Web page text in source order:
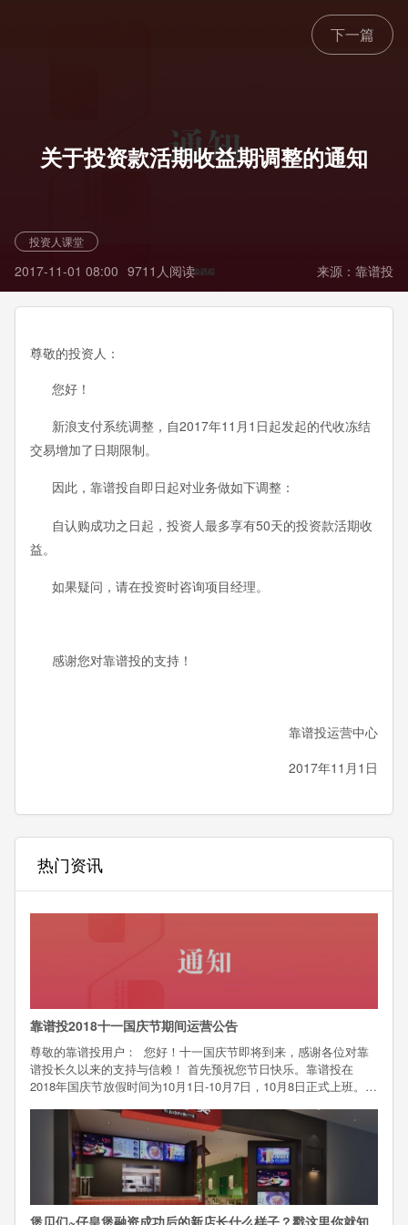
下一篇
关于投资款活期收益期调整的通知
2017-11-01 08:00 9711人阅读
投资人课堂
来源：靠谱投
尊敬的投资人：
您好！
新浪支付系统调整，自2017年11月1日起发起的代收冻结
交易增加了日期限制。
因此，靠谱投自即日起对业务做如下调整：
自认购成功之日起，投资人最多享有50天的投资款活期收
益。
如果疑问，请在投资时咨询项目经理。
感谢您对靠谱投的支持！
靠谱投运营中心
2017年11月1日
热门资讯
靠谱投2018十一国庆节期间运营公告
尊敬的靠谱投用户： 您好！十一国庆节即将到来，感谢各位对靠
谱投长久以来的支持与信赖！ 首先预祝您节日快乐。靠谱投在
2018年国庆节放假时间为10月1日-10月7日，10月8日正式上班。放
投资人可进行正常的预约、充值、认购操作；（2）新项目
煲贝们~仔皇煲融资成功后的新店长什么样子？戳这里你就知